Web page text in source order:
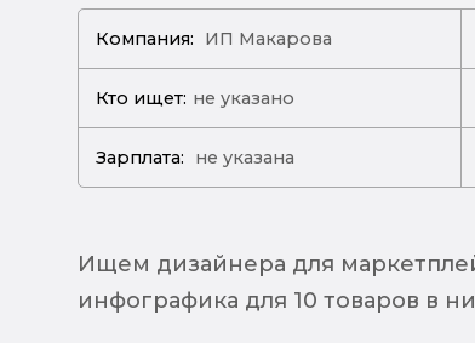
Компания: ИП Макарова
Кто ищет: не указано
Зарплата: не указана
Ищем дизайнера для
инфографика для 10 товаров в